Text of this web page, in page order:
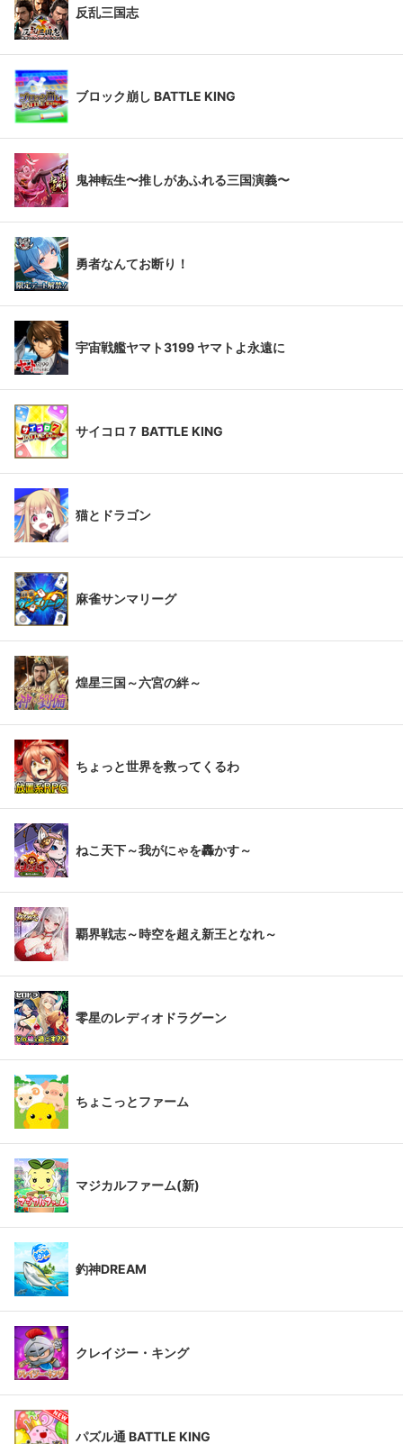
反乱三国志
ブロック崩し BATTLE KING
鬼神転生〜推しがあふれる三国演義〜
勇者なんてお断り！
宇宙戦艦ヤマト3199 ヤマトよ永遠に
サイコロ７ BATTLE KING
猫とドラゴン
麻雀サンマリーグ
煌星三国～六宮の絆～
ちょっと世界を救ってくるわ
ねこ天下～我がにゃを轟かす～
覇界戦志～時空を超え新王となれ～
零星のレディオドラグーン
ちょこっとファーム
マジカルファーム(新)
釣神DREAM
クレイジー・キング
パズル通 BATTLE KING